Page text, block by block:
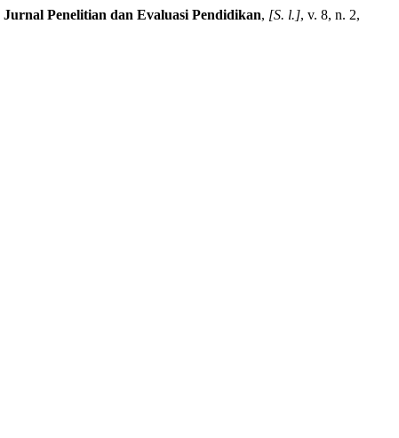
Jurnal Penelitian dan Evaluasi Pendidikan, [S. l.], v. 8, n. 2,